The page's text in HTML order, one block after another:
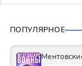
ПОПУЛЯРНОЕ